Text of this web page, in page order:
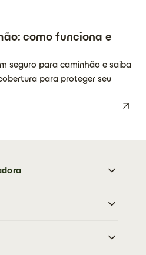
como funciona e
seguro para caminhão e saiba
para proteger seu